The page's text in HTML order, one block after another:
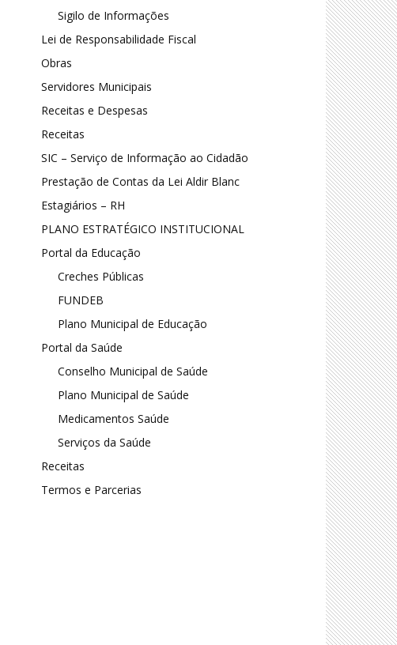
Sigilo de Informações
Lei de Responsabilidade Fiscal
Obras
Servidores Municipais
Receitas e Despesas
Receitas
SIC – Serviço de Informação ao Cidadão
Prestação de Contas da Lei Aldir Blanc
Estagiários – RH
PLANO ESTRATÉGICO INSTITUCIONAL
Portal da Educação
Creches Públicas
FUNDEB
Plano Municipal de Educação
Portal da Saúde
Conselho Municipal de Saúde
Plano Municipal de Saúde
Medicamentos Saúde
Serviços da Saúde
Receitas
Termos e Parcerias